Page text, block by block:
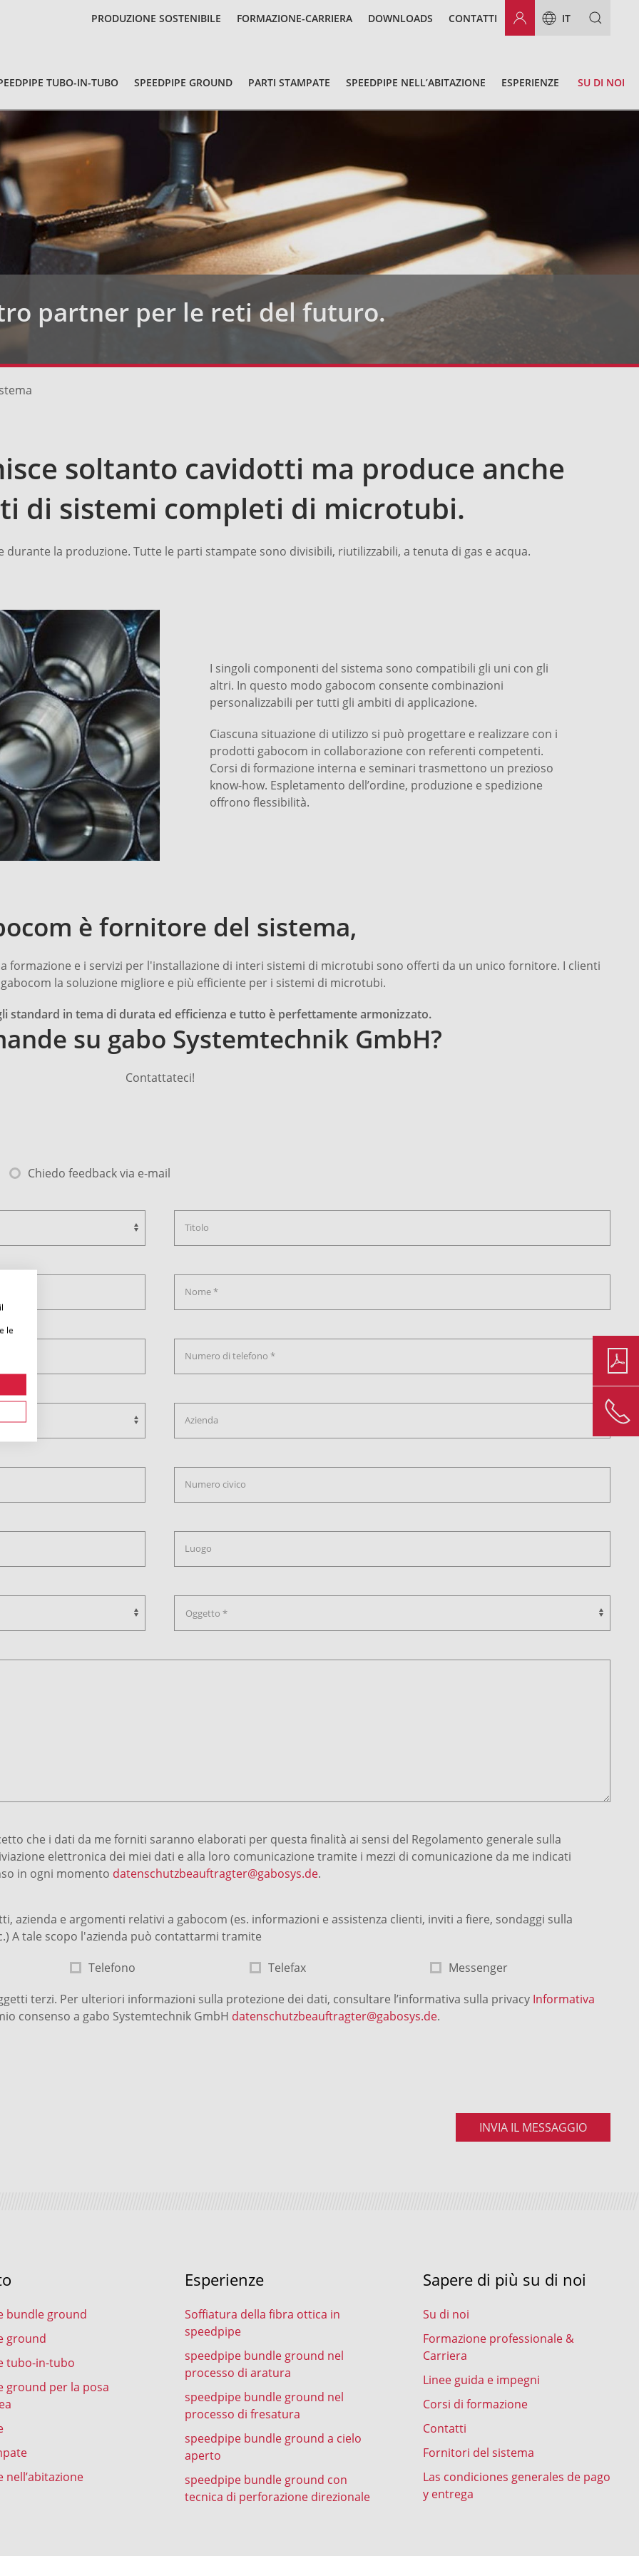
le
PRODUZIONE SOSTENIBILE FORMAZIONE-CARRIERA DOWNLOADS CONTATTI IT
TUBO-IN-TUBO SPEEDPIPE GROUND PARTI STAMPATE SPEEDPIPE NELL’ABITAZIONE ESPERIENZE SU DI NOI
partner per le reti del futuro.
soltanto cavidotti ma produce anche
di sistemi completi di microtubi.
la produzione. Tutte le parti stampate sono divisibili, riutilizzabili, a tenuta di gas e acqua.
I singoli componenti del sistema sono compatibili gli uni con gli
altri. In questo modo gabocom consente combinazioni
personalizzabili per tutti gli ambiti di applicazione.
Ciascuna situazione di utilizzo si può progettare e realizzare con i
prodotti gabocom in collaborazione con referenti competenti.
Corsi di formazione interna e seminari trasmettono un prezioso
know-how. Espletamento dell’ordine, produzione e spedizione
offrono flessibilità.
è fornitore del sistema,
formazione e i servizi per l'installazione di interi sistemi di microtubi sono offerti da un unico fornitore. I clienti
la soluzione migliore e più efficiente per i sistemi di microtubi.
standard in tema di durata ed efficienza e tutto è perfettamente armonizzato.
su gabo Systemtechnik GmbH?
Contattateci!
Chiedo feedback via e-mail
Titolo
Nome *
Numero di telefono *
Azienda
Numero civico
Luogo
che i dati da me forniti saranno elaborati per questa finalità ai sensi del Regolamento generale sulla
elettronica dei miei dati e alla loro comunicazione tramite i mezzi di comunicazione da me indicati
in ogni momento datenschutzbeauftragter@gabosys.de.
azienda e argomenti relativi a gabocom (es. informazioni e assistenza clienti, inviti a fiere, sondaggi sulla
A tale scopo l'azienda può contattarmi tramite
Telefono Telefax Messenger
terzi. Per ulteriori informazioni sulla protezione dei dati, consultare l’informativa sulla privacy Informativa
consenso a gabo Systemtechnik GmbH datenschutzbeauftragter@gabosys.de.
INVIA IL MESSAGGIO
bundle ground
ground
tubo-in-tubo
ground per la posa
nell’abitazione
Esperienze
Soffiatura della fibra ottica in
speedpipe
speedpipe bundle ground nel
processo di aratura
speedpipe bundle ground nel
processo di fresatura
speedpipe bundle ground a cielo
aperto
speedpipe bundle ground con
tecnica di perforazione direzionale
Sapere di più su di noi
Su di noi
Formazione professionale &
Carriera
Linee guida e impegni
Corsi di formazione
Contatti
Fornitori del sistema
Las condiciones generales de pago
y entrega